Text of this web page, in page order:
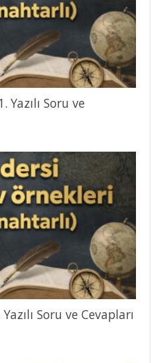
Yazılı Soru ve
Soru ve Cevapları